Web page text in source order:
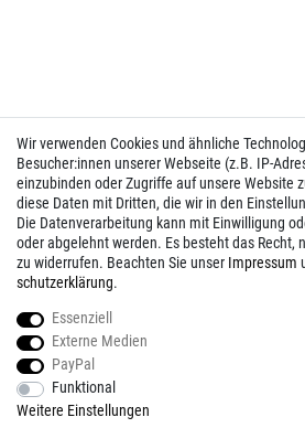
Wir verwenden Cookies und ähnliche
Besucher:innen unserer Webseite (z.B. IP-
einzubinden oder Zugriffe auf unsere Website
diese Daten mit Dritten, die wir in den
Die Datenverarbeitung kann mit Einwilligung
oder abgelehnt werden. Es besteht das
zu widerrufen. Beachten Sie unser Impressum
schutz­erklärung.
Essenziell
Externe Medien
PayPal
Funktional
Weitere Einstellungen